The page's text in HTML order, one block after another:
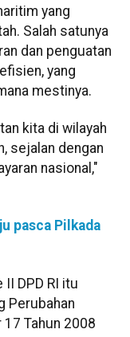
yang
Salah satunya
dan penguatan
yang
mestinya.
kita di wilayah
sejalan dengan
nasional,"
pasca Pilkada
DPD RI itu
Perubahan
Tahun 2008